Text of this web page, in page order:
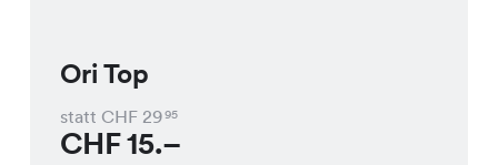
Ori Top
statt CHF 2995
CHF15.–